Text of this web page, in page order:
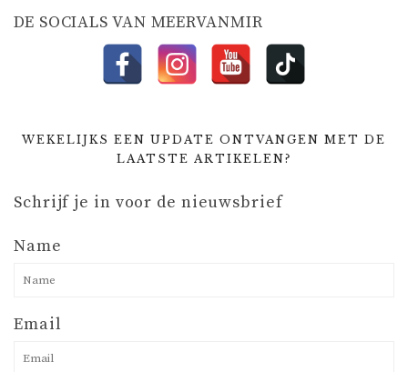
I
DE SOCIALS VAN MEERVANMIR
WEKELIJKS EEN UPDATE ONTVANGEN MET DE
LAATSTE ARTIKELEN?
Schrijf je in voor de nieuwsbrief
Name
Email